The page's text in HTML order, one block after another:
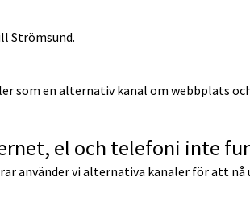
Strömsund.
en alternativ kanal om webbplats
el och telefoni inte
använder vi alternativa kanaler för att